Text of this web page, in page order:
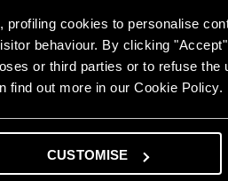
cookies to personalise
behaviour. By clicking
or third parties or to refuse
find out more in our Cookie Policy.
CUSTOMISE
un condizionatore?
LEGGI DI PIÙ